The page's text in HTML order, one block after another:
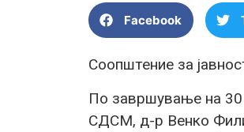
Facebook
Соопштение за
По завршување на 30
СДСМ, д-р Венко